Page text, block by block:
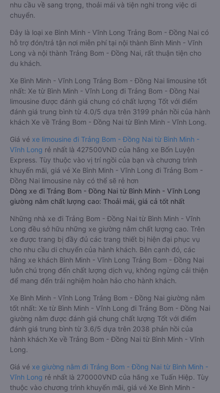
nhu cầu về sang trọng, thoải mái và tiện nghi trong việc di
chuyển.
Đây là loại xe Bình Minh - Vĩnh Long Trảng Bom - Đồng Nai có
hỗ trợ đón/trả tận nơi miễn phí tại nội thành Bình Minh - Vĩnh
Long và nội thành Trảng Bom - Đồng Nai, rất thuận tiện cho
du khách.
Xe Bình Minh - Vĩnh Long Trảng Bom - Đồng Nai limousine tốt
nhất: Xe từ Bình Minh - Vĩnh Long đi Trảng Bom - Đồng Nai
limousine được đánh giá chung có chất lượng Tốt với điểm
đánh giá trung bình từ 4.0/5 dựa trên 3199 phản hồi của hành
khách Xe về Trảng Bom - Đồng Nai từ Bình Minh - Vĩnh Long.
Giá vé xe limousine đi Trảng Bom - Đồng Nai từ Bình Minh -
Vĩnh Long rẻ nhất là 427500VND của hãng xe Bốn Luyện
Express. Tùy thuộc vào vị trí ngồi của bạn và chương trình
khuyến mãi, giá vé Xe Bình Minh - Vĩnh Long đi Trảng Bom -
Đồng Nai limousine này có thể sẽ rẻ hơn
Dòng xe đi Trảng Bom - Đồng Nai từ Bình Minh - Vĩnh Long
giường nằm chất lượng cao: Thoải mái, giá cả tốt nhất
Những nhà xe đi Trảng Bom - Đồng Nai từ Bình Minh - Vĩnh
Long đều sở hữu những xe giường nằm chất lượng cao. Trên
xe được trang bị đầy đủ các trang thiết bị hiện đại phục vụ
cho nhu cầu di chuyển của hành khách. Bên cạnh đó, các
hãng xe khách Bình Minh - Vĩnh Long Trảng Bom - Đồng Nai
luôn chú trọng đến chất lượng dịch vụ, không ngừng cải thiện
để mang đến trải nghiệm hoàn hảo cho hành khách.
Xe Bình Minh - Vĩnh Long Trảng Bom - Đồng Nai giường nằm
tốt nhất: Xe từ Bình Minh - Vĩnh Long đi Trảng Bom - Đồng Nai
giường nằm được đánh giá chung chất lượng Tốt với điểm
đánh giá trung bình từ 3.6/5 dựa trên 2038 phản hồi của
hành khách Xe về Trảng Bom - Đồng Nai từ Bình Minh - Vĩnh
Long.
Giá vé xe giường nằm đi Trảng Bom - Đồng Nai từ Bình Minh -
Vĩnh Long rẻ nhất là 270000VND của hãng xe Tuấn Hiệp. Tùy
thuộc vào chương trình khuyến mãi, giá vé Xe Bình Minh -